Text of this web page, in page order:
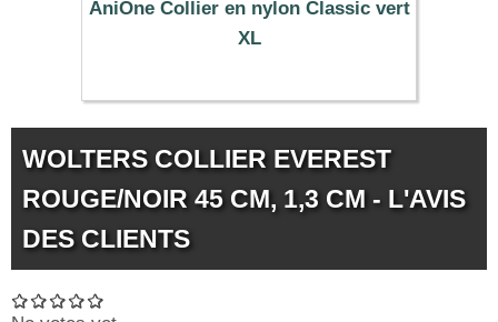
AniOne Collier en nylon Classic vert
XL
10.99 €
WOLTERS COLLIER EVEREST
ROUGE/NOIR 45 CM, 1,3 CM - L'AVIS
DES CLIENTS